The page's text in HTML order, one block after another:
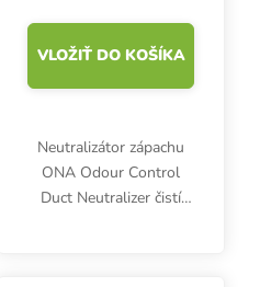
VLOŽIŤ DO KOŠÍKA
Neutralizátor zápachu
ONA Odour Control
Duct Neutralizer čistí